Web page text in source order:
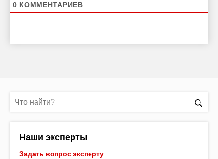
0 КОММЕНТАРИЕВ
Наши эксперты
Задать вопрос эксперту